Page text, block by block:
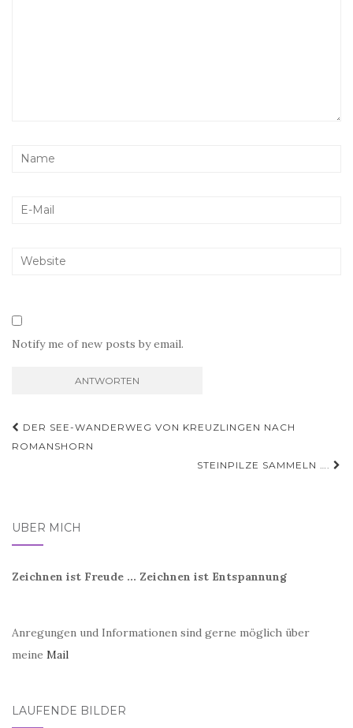
Notify me of new posts by email.
Beitragsnavigation
DER SEE-WANDERWEG VON KREUZLINGEN NACH
ROMANSHORN
STEINPILZE SAMMELN ….
ÜBER MICH
Zeichnen ist Freude ... Zeichnen ist Entspannung
Anregungen und Informationen sind gerne möglich über
meine Mail
LAUFENDE BILDER